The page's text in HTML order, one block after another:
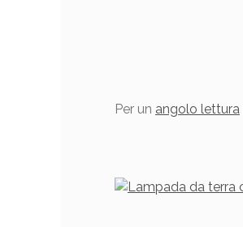
Per un angolo lettura